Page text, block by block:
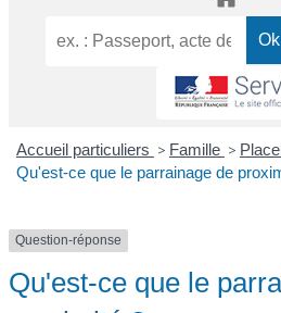
Accueil particuliers > Famille >
Qu'est-ce que le parrainage de
Question-réponse
Qu'est-ce que le